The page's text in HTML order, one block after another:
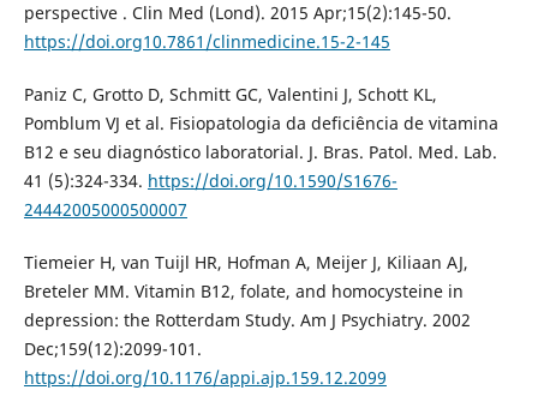
perspective . Clin Med (Lond). 2015 Apr;15(2):145-50.
https://doi.org10.7861/clinmedicine.15-2-145
Paniz C, Grotto D, Schmitt GC, Valentini J, Schott KL,
Pomblum VJ et al. Fisiopatologia da deficiência de vitamina
B12 e seu diagnóstico laboratorial. J. Bras. Patol. Med. Lab.
41 (5):324-334. https://doi.org/10.1590/S1676-
24442005000500007
Tiemeier H, van Tuijl HR, Hofman A, Meijer J, Kiliaan AJ,
Breteler MM. Vitamin B12, folate, and homocysteine in
depression: the Rotterdam Study. Am J Psychiatry. 2002
Dec;159(12):2099-101.
https://doi.org/10.1176/appi.ajp.159.12.2099